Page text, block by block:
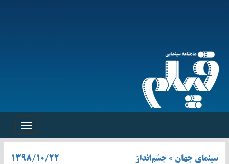
Toggle
سینمای جهان » چشم‌انداز ۱۳۹۸/۱۰/۲۲